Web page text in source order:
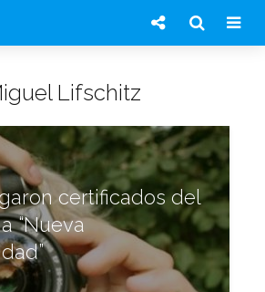
Lifschitz
certificados del
“Nueva